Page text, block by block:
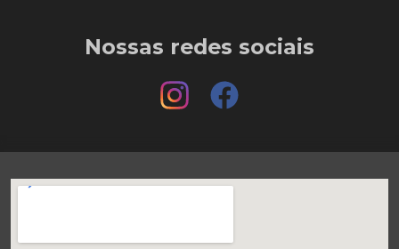
Nossas redes sociais